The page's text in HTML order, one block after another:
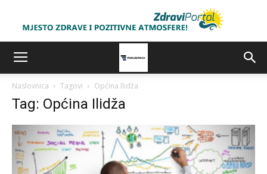
Naslovnica Tagovi Općina Ilidža
Tag: Općina Ilidža